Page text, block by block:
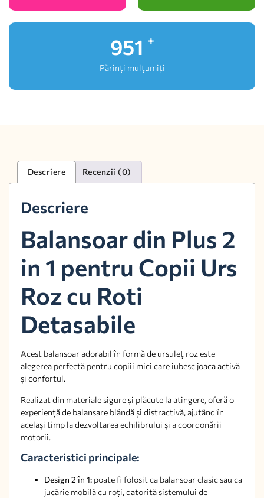
1,000
Părinți mulțumiți
Descriere Recenzii (0)
Descriere
Balansoar din Plus 2
in 1 pentru Copii Urs
Roz cu Roti
Detasabile
Acest balansoar adorabil în formă de ursuleț roz este
alegerea perfectă pentru copiii mici care iubesc joaca activă
și confortul.
Realizat din materiale sigure și plăcute la atingere, oferă o
experiență de balansare blândă și distractivă, ajutând în
același timp la dezvoltarea echilibrului și a coordonării
motorii.
Caracteristici principale:
Design 2 în 1: poate fi folosit ca balansoar clasic sau ca
jucărie mobilă cu roți, datorită sistemului de